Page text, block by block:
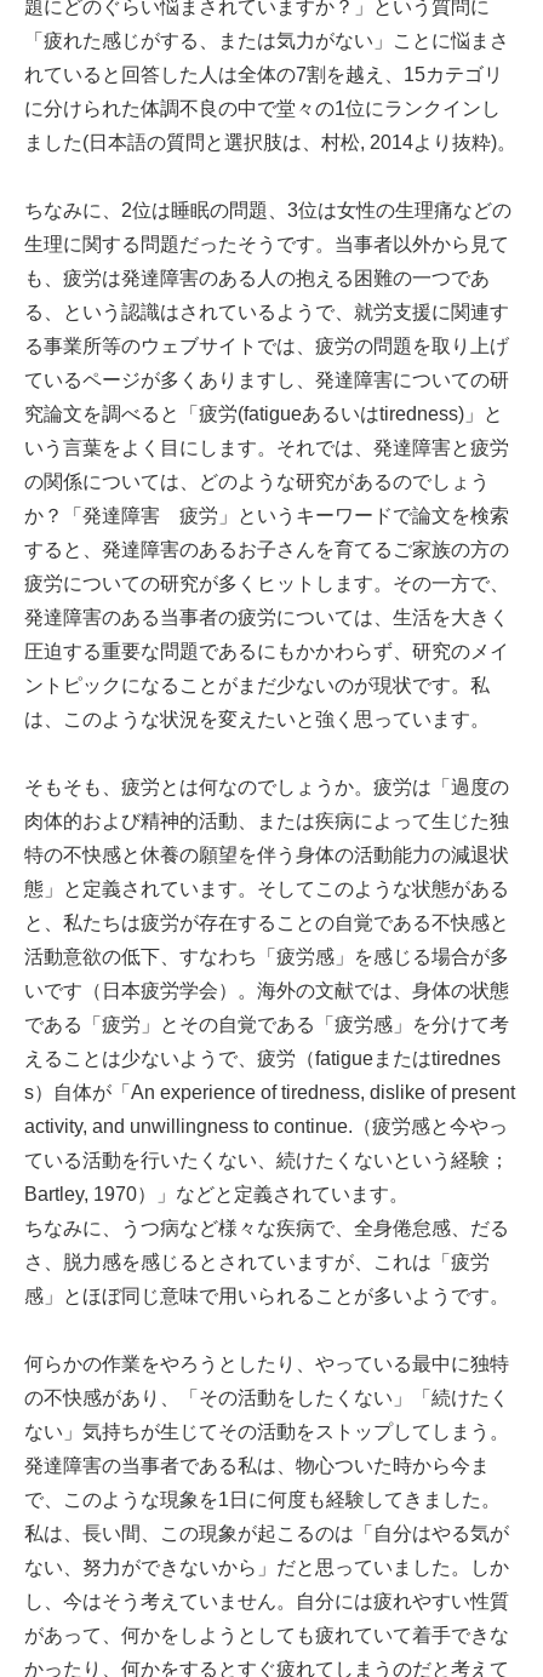
題にどのぐらい悩まされていますか？」という質問に
「疲れた感じがする、または気力がない」ことに悩まさ
れていると回答した人は全体の7割を越え、15カテゴリ
に分けられた体調不良の中で堂々の1位にランクインし
ました(日本語の質問と選択肢は、村松, 2014より抜粋)。
ちなみに、2位は睡眠の問題、3位は女性の生理痛などの
生理に関する問題だったそうです。当事者以外から見て
も、疲労は発達障害のある人の抱える困難の一つであ
る、という認識はされているようで、就労支援に関連す
る事業所等のウェブサイトでは、疲労の問題を取り上げ
ているページが多くありますし、発達障害についての研
究論文を調べると「疲労(fatigueあるいはtiredness)」と
いう言葉をよく目にします。それでは、発達障害と疲労
の関係については、どのような研究があるのでしょう
か？「発達障害 疲労」というキーワードで論文を検索
すると、発達障害のあるお子さんを育てるご家族の方の
疲労についての研究が多くヒットします。その一方で、
発達障害のある当事者の疲労については、生活を大きく
圧迫する重要な問題であるにもかかわらず、研究のメイ
ントピックになることがまだ少ないのが現状です。私
は、このような状況を変えたいと強く思っています。
そもそも、疲労とは何なのでしょうか。疲労は「過度の
肉体的および精神的活動、または疾病によって生じた独
特の不快感と休養の願望を伴う身体の活動能力の減退状
態」と定義されています。そしてこのような状態がある
と、私たちは疲労が存在することの自覚である不快感と
活動意欲の低下、すなわち「疲労感」を感じる場合が多
いです（日本疲労学会）。海外の文献では、身体の状態
である「疲労」とその自覚である「疲労感」を分けて考
えることは少ないようで、疲労（fatigueまたはtirednes
s）自体が「An experience of tiredness, dislike of present
activity, and unwillingness to continue.（疲労感と今やっ
ている活動を行いたくない、続けたくないという経験；
Bartley, 1970）」などと定義されています。
ちなみに、うつ病など様々な疾病で、全身倦怠感、だる
さ、脱力感を感じるとされていますが、これは「疲労
感」とほぼ同じ意味で用いられることが多いようです。
何らかの作業をやろうとしたり、やっている最中に独特
の不快感があり、「その活動をしたくない」「続けたく
ない」気持ちが生じてその活動をストップしてしまう。
発達障害の当事者である私は、物心ついた時から今ま
で、このような現象を1日に何度も経験してきました。
私は、長い間、この現象が起こるのは「自分はやる気が
ない、努力ができないから」だと思っていました。しか
し、今はそう考えていません。自分には疲れやすい性質
があって、何かをしようとしても疲れていて着手できな
かったり、何かをするとすぐ疲れてしまうのだと考えて